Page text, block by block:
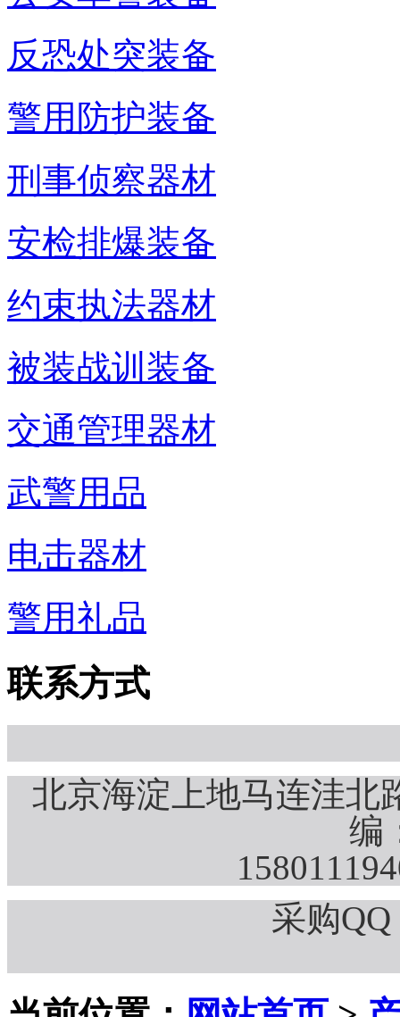
反恐处突装备
警用防护装备
刑事侦察器材
安检排爆装备
约束执法器材
被装战训装备
交通管理器材
武警用品
电击器材
警用礼品
联系方式
北京海淀上地马连洼北
编
采购QQ